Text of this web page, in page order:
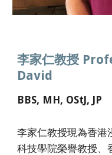
李家仁教授
David
BBS, MH, OStJ, JP
李家仁教授現為香港
科技學院榮譽教授、